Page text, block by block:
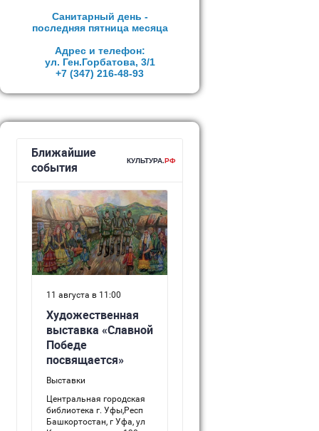
Санитарный день -
последняя пятница месяца
Адрес и телефон:
ул. Ген.Горбатова, 3/1
+7 (347) 216-48-93